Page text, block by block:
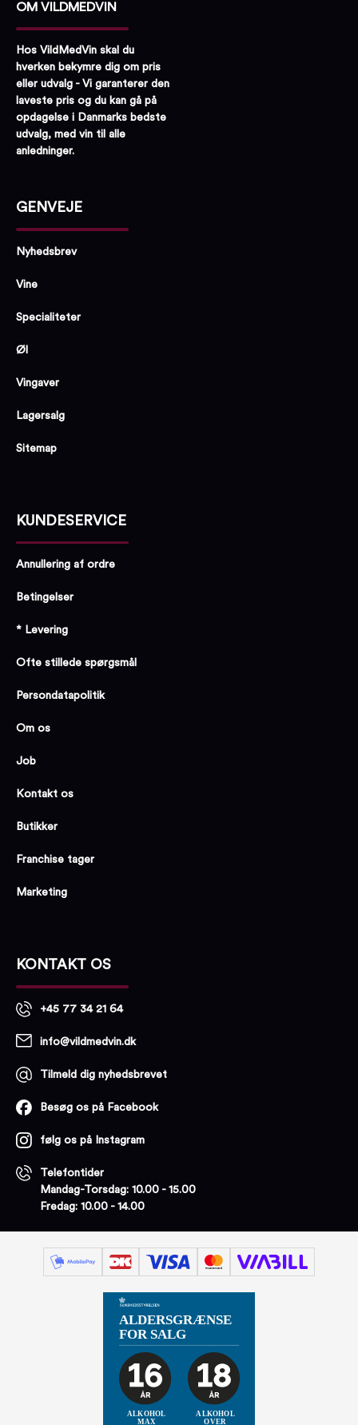
OM VILDMEDVIN
Hos VildMedVin skal du
hverken bekymre dig om pris
eller udvalg - Vi garanterer den
laveste pris og du kan gå på
opdagelse i Danmarks bedste
udvalg, med vin til alle
anledninger.
GENVEJE
Nyhedsbrev
Vine
Specialiteter
Øl
Vingaver
Lagersalg
Sitemap
KUNDESERVICE
Annullering af ordre
Betingelser
* Levering
Ofte stillede spørgsmål
Persondatapolitik
Om os
Job
Kontakt os
Butikker
Franchise tager
Marketing
KONTAKT OS
+45 77 34 21 64
info@vildmedvin.dk
Tilmeld dig nyhedsbrevet
Besøg os på Facebook
følg os på Instagram
Telefontider
Mandag-Torsdag: 10.00 - 15.00
Fredag: 10.00 - 14.00